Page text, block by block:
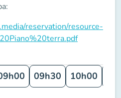
reservation/resource-
09h30 10h00